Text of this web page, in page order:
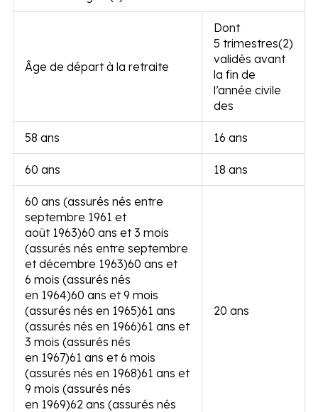
Âge de départ à la retraite
Dont
5 trimestres(2)
validés avant
la fin de
l’année civile
des
58 ans 16 ans
60 ans 18 ans
60 ans (assurés nés entre
septembre 1961 et
août 1963)60 ans et 3 mois
(assurés nés entre septembre
et décembre 1963)60 ans et
6 mois (assurés nés
en 1964)60 ans et 9 mois
(assurés nés en 1965)61 ans
(assurés nés en 1966)61 ans et
3 mois (assurés nés
en 1967)61 ans et 6 mois
(assurés nés en 1968)61 ans et
9 mois (assurés nés
en 1969)62 ans (assurés nés
20 ans